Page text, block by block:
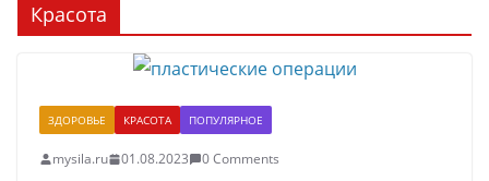
Красота
ЗДОРОВЬЕ КРАСОТА ПОПУЛЯРНОЕ
mysila.ru 01.08.2023 0 Comments